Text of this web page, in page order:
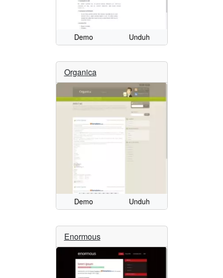
Demo Unduh
Organica
Demo Unduh
Enormous